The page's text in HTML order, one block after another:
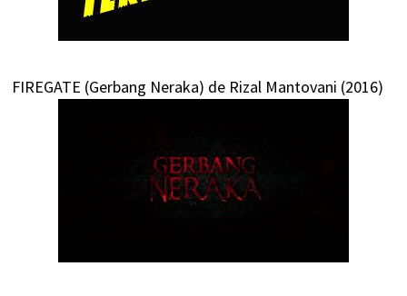
FIREGATE (Gerbang Neraka) de Rizal Mantovani (2016)